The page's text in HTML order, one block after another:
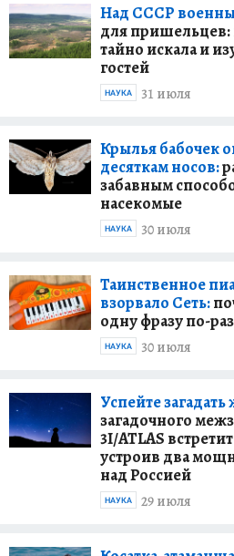
Над СССР
для пришельцев:
тайно искала и
гостей
31 июля
НАУКА
Крылья бабочек
десяткам носов:
забавным
насекомые
30 июля
НАУКА
Таинственное
взорвало Сеть:
одну фразу по-
30 июля
НАУКА
Успейте
загадочного
3I/ATLAS
устроив два
над Россией
29 июля
НАУКА